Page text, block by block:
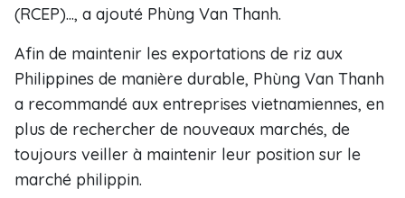
(RCEP)..., a ajouté Phùng Van Thanh.
Afin de maintenir les exportations de riz aux
Philippines de manière durable, Phùng Van Thanh
a recommandé aux entreprises vietnamiennes, en
plus de rechercher de nouveaux marchés, de
toujours veiller à maintenir leur position sur le
marché philippin.